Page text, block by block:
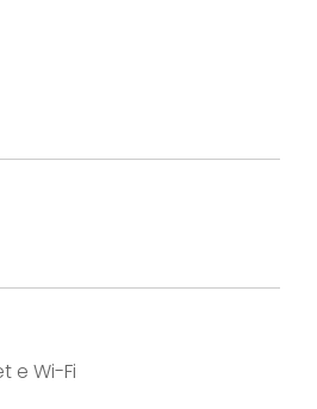
da Hotel Franciacorta
e Wi-Fi